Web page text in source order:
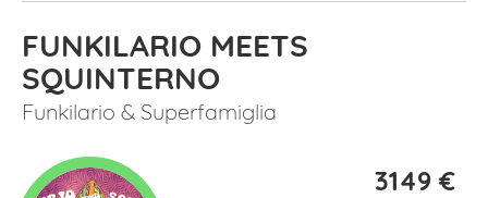
FUNKILARIO MEETS
SQUINTERNO
Funkilario & Superfamiglia
3149 €